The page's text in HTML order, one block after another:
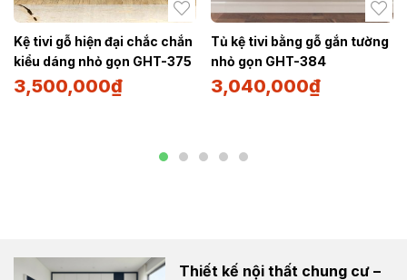
Kệ tivi gỗ hiện đại chắc chắn
kiểu dáng nhỏ gọn GHT-375
3,500,000₫
Tủ kệ tivi bằng gỗ gắn tường
nhỏ gọn GHT-384
3,040,000₫
Thiết kế nội thất chung cư –